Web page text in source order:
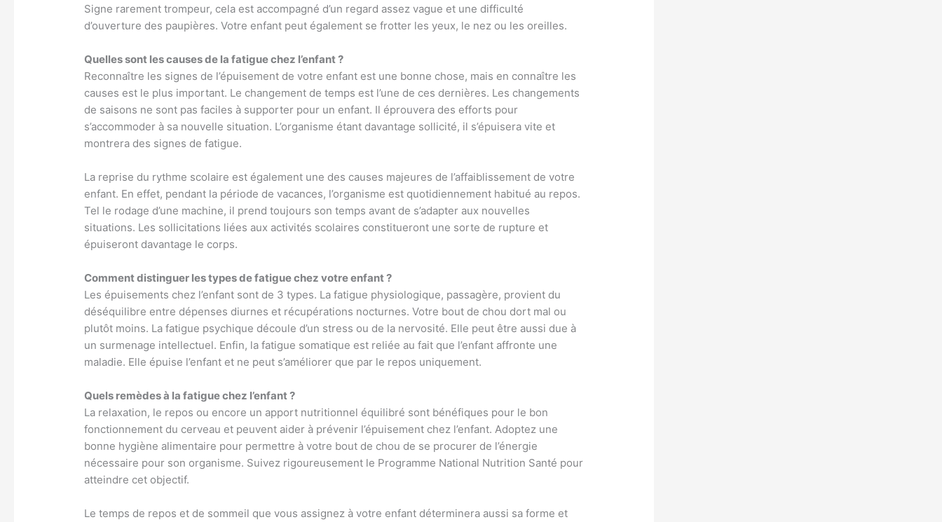
Signe rarement trompeur, cela est accompagné d’un regard assez vague et une difficulté
d’ouverture des paupières. Votre enfant peut également se frotter les yeux, le nez ou les oreilles.
Quelles sont les causes de la fatigue chez l’enfant ?
Reconnaître les signes de l’épuisement de votre enfant est une bonne chose, mais en connaître les
causes est le plus important. Le changement de temps est l’une de ces dernières. Les changements
de saisons ne sont pas faciles à supporter pour un enfant. Il éprouvera des efforts pour
s’accommoder à sa nouvelle situation. L’organisme étant davantage sollicité, il s’épuisera vite et
montrera des signes de fatigue.
La reprise du rythme scolaire est également une des causes majeures de l’affaiblissement de votre
enfant. En effet, pendant la période de vacances, l’organisme est quotidiennement habitué au repos.
Tel le rodage d’une machine, il prend toujours son temps avant de s’adapter aux nouvelles
situations. Les sollicitations liées aux activités scolaires constitueront une sorte de rupture et
épuiseront davantage le corps.
Comment distinguer les types de fatigue chez votre enfant ?
Les épuisements chez l’enfant sont de 3 types. La fatigue physiologique, passagère, provient du
déséquilibre entre dépenses diurnes et récupérations nocturnes. Votre bout de chou dort mal ou
plutôt moins. La fatigue psychique découle d’un stress ou de la nervosité. Elle peut être aussi due à
un surmenage intellectuel. Enfin, la fatigue somatique est reliée au fait que l’enfant affronte une
maladie. Elle épuise l’enfant et ne peut s’améliorer que par le repos uniquement.
Quels remèdes à la fatigue chez l’enfant ?
La relaxation, le repos ou encore un apport nutritionnel équilibré sont bénéfiques pour le bon
fonctionnement du cerveau et peuvent aider à prévenir l’épuisement chez l’enfant. Adoptez une
bonne hygiène alimentaire pour permettre à votre bout de chou de se procurer de l’énergie
nécessaire pour son organisme. Suivez rigoureusement le Programme National Nutrition Santé pour
atteindre cet objectif.
Le temps de repos et de sommeil que vous assignez à votre enfant déterminera aussi sa forme et